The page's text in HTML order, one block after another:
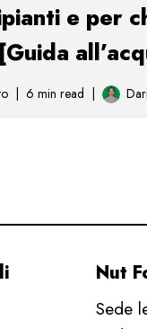
e per
6 min read
Nut
Sede